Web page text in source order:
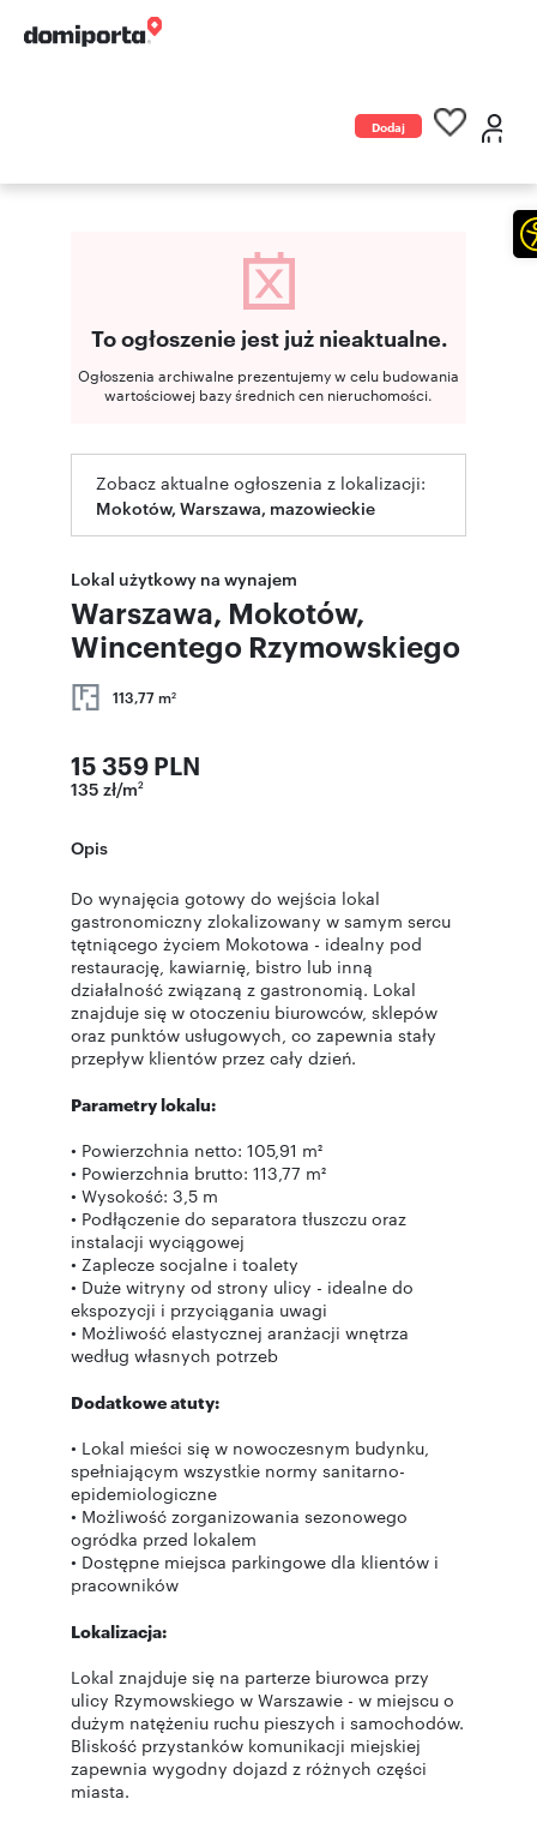
Dodaj
To ogłoszenie jest już nieaktualne.
Ogłoszenia archiwalne prezentujemy w celu budowania
wartościowej bazy średnich cen nieruchomości.
Zobacz aktualne ogłoszenia z lokalizacji:
Mokotów, Warszawa, mazowieckie
Lokal użytkowy na wynajem
Warszawa, Mokotów,
Wincentego Rzymowskiego
113,77 m2
15 359 PLN
135 zł/m2
Opis
Do wynajęcia gotowy do wejścia lokal
gastronomiczny zlokalizowany w samym sercu
tętniącego życiem Mokotowa - idealny pod
restaurację, kawiarnię, bistro lub inną
działalność związaną z gastronomią. Lokal
znajduje się w otoczeniu biurowców, sklepów
oraz punktów usługowych, co zapewnia stały
przepływ klientów przez cały dzień.
Parametry lokalu:
• Powierzchnia netto: 105,91 m²
• Powierzchnia brutto: 113,77 m²
• Wysokość: 3,5 m
• Podłączenie do separatora tłuszczu oraz
instalacji wyciągowej
• Zaplecze socjalne i toalety
• Duże witryny od strony ulicy - idealne do
ekspozycji i przyciągania uwagi
• Możliwość elastycznej aranżacji wnętrza
według własnych potrzeb
Dodatkowe atuty:
• Lokal mieści się w nowoczesnym budynku,
spełniającym wszystkie normy sanitarno-
epidemiologiczne
• Możliwość zorganizowania sezonowego
ogródka przed lokalem
• Dostępne miejsca parkingowe dla klientów i
pracowników
Lokalizacja:
Lokal znajduje się na parterze biurowca przy
ulicy Rzymowskiego w Warszawie - w miejscu o
dużym natężeniu ruchu pieszych i samochodów.
Bliskość przystanków komunikacji miejskiej
zapewnia wygodny dojazd z różnych części
miasta.